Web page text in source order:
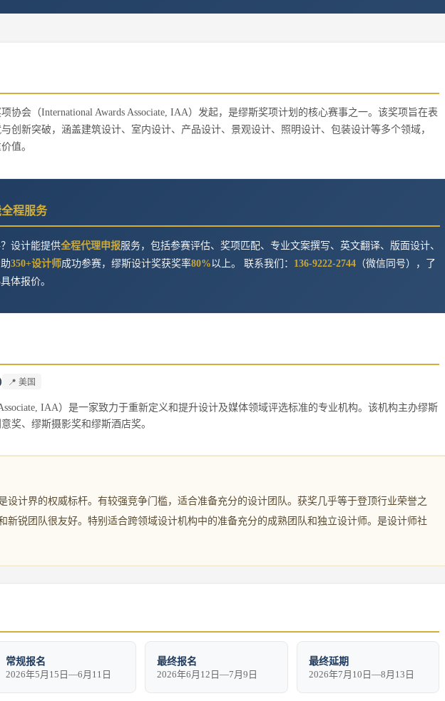
协会（International Awards Associate, IAA）发起，是缪斯奖项计划的核心赛事之一。该奖项旨在表
创新突破，涵盖建筑设计、室内设计、产品设计、景观设计、照明设计、包装设计等多个领域，
值。
程服务
设计能提供全程代理申报服务，包括参赛评估、奖项匹配、专业文案撰写、英文翻译、版面设计、
350+设计师成功参赛， 缪斯设计奖获奖率80%以上。 联系我们： 136-9222-2744 （微信同号），了
体报价。
📍 美国
IAA）是一家致力于重新定义和提升设计及媒体领域评选标准的专业机构。该机构主办缪斯
奖、缪斯摄影奖和缪斯酒店奖。
设计界的权威标杆。有较强竞争门槛，适合准备充分的设计团队。获奖几乎等于登顶行业荣誉之
新锐团队很友好。特别适合跨领域设计机构中的准备充分的成熟团队和独立设计师。是设计师社
常规报名
2026年5月15日—6月11日
最终报名
2026年6月12日—7月9日
最终延期
2026年7月10日—8月13日